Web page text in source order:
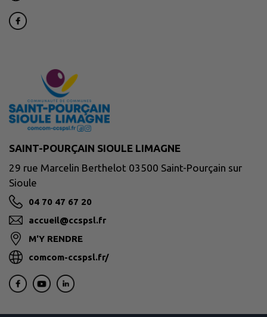
SAINT-POURÇAIN SIOULE LIMAGNE
29 rue Marcelin Berthelot 03500 Saint-Pourçain sur
Sioule
04 70 47 67 20
accueil@ccspsl.fr
M'Y RENDRE
comcom-ccspsl.fr/